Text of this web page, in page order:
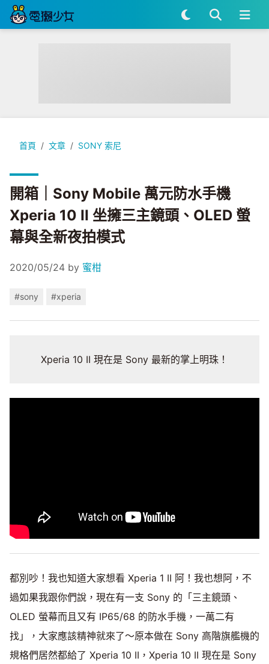
首頁 文章 SONY 索尼
開箱｜Sony Mobile 萬元防水手機 Xperia 10 II 坐擁三主鏡頭
開箱｜Sony Mobile 萬元防水手機
Xperia 10 II 坐擁三主鏡頭、OLED 螢
幕與全新夜拍模式
2020/05/24 by 蜜柑
#sony #xperia
Xperia 10 II 現在是 Sony 最新的掌上明珠！
都別吵！我也知道大家想看 Xperia 1 II 阿！我也想阿，不
過如果我跟你們說，現在有一支 Sony 的「三主鏡頭、
OLED 螢幕而且又有 IP65/68 的防水手機，一萬二有
找」，大家應該精神就來了～原本做在 Sony 高階旗艦機的
規格們居然都給了 Xperia 10 II，Xperia 10 II 現在是 Sony